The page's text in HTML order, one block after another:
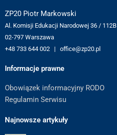
ZP20 Piotr Markowski
Al. Komisji Edukacji Narodowej 36 / 112B
02-797 Warszawa
+48 733 644 002 | office@zp20.pl
Informacje prawne
Obowiązek informacyjny RODO
Regulamin Serwisu
Najnowsze artykuły